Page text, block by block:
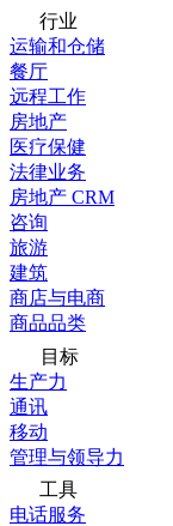
行业
运输和仓储
餐厅
远程工作
房地产
医疗保健
法律业务
房地产 CRM
咨询
旅游
建筑
商店与电商
商品品类
目标
生产力
通讯
移动
管理与领导力
工具
电话服务